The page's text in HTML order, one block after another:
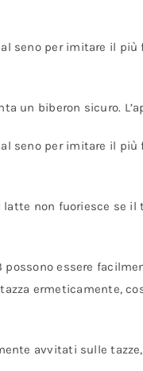
seno per imitare il
un biberon sicuro.
seno per imitare il
non fuoriesce se
essere
ermeticamente,
avvitati sulle